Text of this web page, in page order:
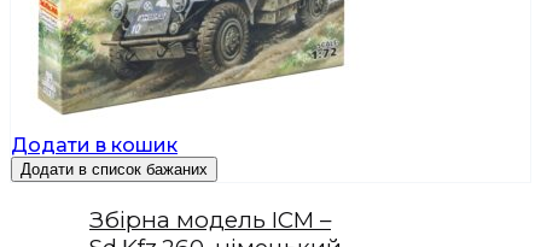
Додати в кошик
Додати в список бажаних
Збірна модель ICM –